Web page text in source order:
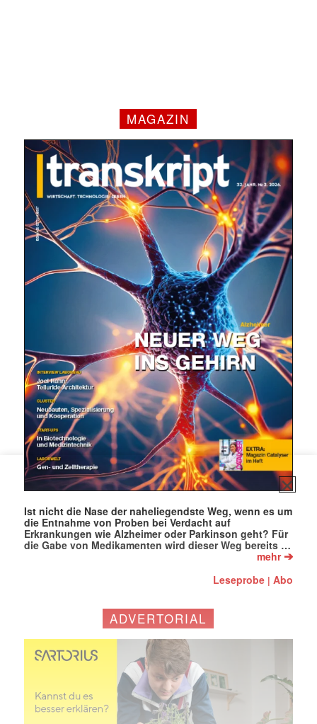
✕
MAGAZIN
Ist nicht die Nase der naheliegendste Weg, wenn es um
die Entnahme von Proben bei Verdacht auf
Erkrankungen wie Alzheimer oder Parkinson geht? Für
die Gabe von Medikamenten wird dieser Weg bereits …
mehr➔
Leseprobe |Abo
ADVERTORIAL